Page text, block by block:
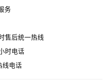
务
售后统一热线
时电话
线电话